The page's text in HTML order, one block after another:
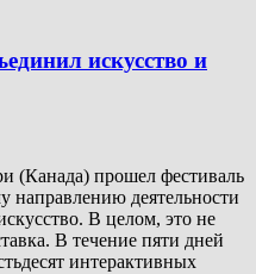
искусство и
(Канада) прошел фестиваль
направлению деятельности
В целом, это не
В течение пяти дней
интерактивных